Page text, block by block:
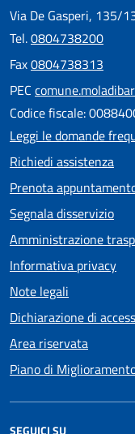
Via De Gasperi, 135/
Tel.0804738200
Fax0804738313
PEC
Codice fiscale:
Leggi le domande
Richiedi assistenza
Prenota
Segnala disservizio
Amministrazione
Informativa privacy
Note legali
Dichiarazione di
Area riservata
Piano di
SEGUICI SU